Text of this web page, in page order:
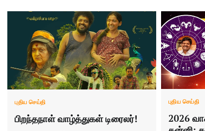
புதிய செய்தி
பிறந்தநாள் வாழ்த்துகள் டிரைலர்!
புதிய செய்தி
2026